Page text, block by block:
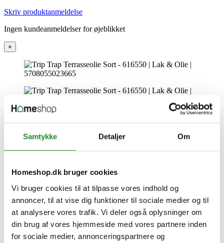
Samtykke Detaljer Om
Homeshop.dk bruger cookies
Vi bruger cookies til at tilpasse vores indhold og
annoncer, til at vise dig funktioner til sociale medier og til
at analysere vores trafik. Vi deler også oplysninger om
din brug af vores hjemmeside med vores partnere inden
for sociale medier, annonceringspartnere og
Skriv produktanmeldelse
Ingen kundeanmeldelser for øjeblikket
×
Trip Trap Terrasseolie Sort -
616550
DKK 499,00 Inkl. moms